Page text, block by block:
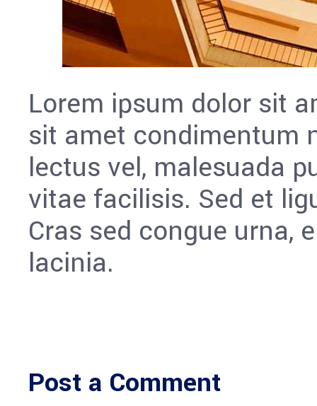
Lorem ipsum dolor sit
sit amet condimentum
lectus vel, malesuada
vitae facilisis. Sed et
Cras sed congue urna,
lacinia.
Post a Comment